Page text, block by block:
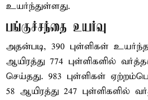
உயர்ந்துள்ளது.
பங்குச்சந்தை உயர்வு
அதன்படி, 390 புள்ளிகள் உயர்ந்த
ஆயிரத்து 774 புள்ளிகளில்
செய்தது. 983 புள்ளிகள்
58 ஆயிரத்து 247 புள்ளிகளில்